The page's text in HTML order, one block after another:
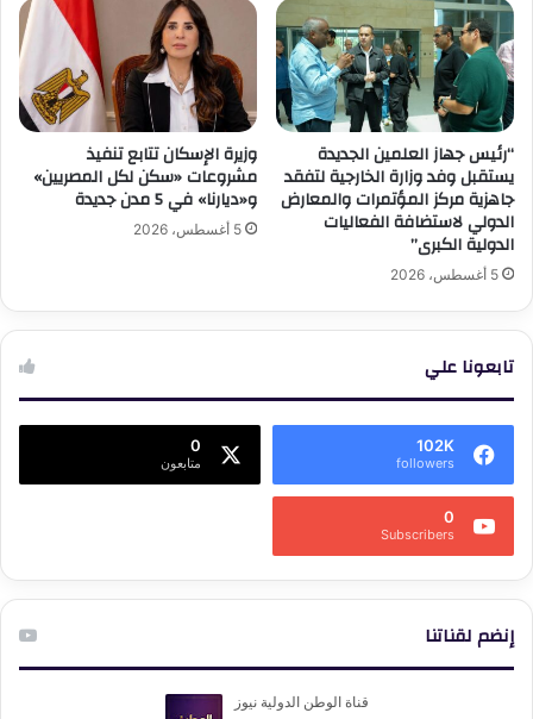
“رئيس جهاز العلمين الجديدة
يستقبل وفد وزارة الخارجية لتفقد
جاهزية مركز المؤتمرات والمعارض
الدولي لاستضافة الفعاليات
الدولية الكبرى”
5 أغسطس، 2026
وزيرة الإسكان تتابع تنفيذ
مشروعات «سكن لكل المصريين»
و«ديارنا» في 5 مدن جديدة
5 أغسطس، 2026
تابعونا علي
102K
followers
0
متابعون
0
Subscribers
إنضم لقناتنا